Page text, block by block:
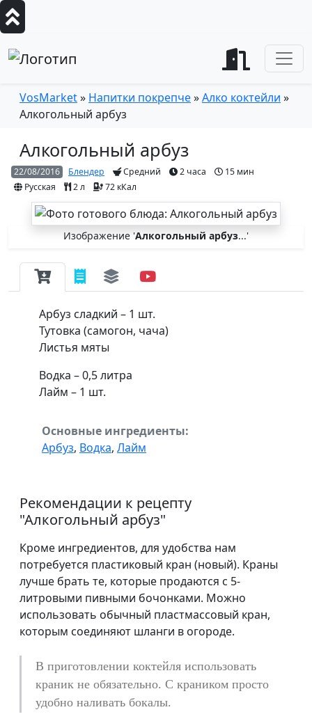
VosMarket» Напитки покрепче»Алко коктейли »
Алкогольный арбуз
Алкогольный арбуз
22/08/2016 Блендер Средний 2 часа
15 мин
Русская
2л 72 кКал
Изображение 'Алкогольный арбуз...'
Арбуз сладкий – 1 шт.
Тутовка (самогон, чача)
Листья мяты
Водка – 0,5 литра
Лайм – 1 шт.
Основные ингредиенты:
Арбуз, Водка, Лайм
Рекомендации к рецепту
"Алкогольный арбуз"
Кроме ингредиентов, для удобства нам
потребуется пластиковый кран (новый). Краны
лучше брать те, которые продаются с 5-
литровыми пивными бочонками. Можно
использовать обычный пластмассовый кран,
которым соединяют шланги в огороде.
В приготовлении коктейля использовать
краник не обязательно. С краником просто
удобно наливать бокалы.